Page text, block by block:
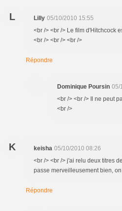
L Lilly 05/10/2010 15:55
<br /> <br /> Le film d'Hitchcock
<br /> <br /> <br />
Répondre
Dominique Poursin 05/
<br /> <br /> Il ne peut
<br />
K keisha 05/10/2010 08:26
<br /> <br /> j'ai relu deux titres
passe merveilleusement bien,
Répondre